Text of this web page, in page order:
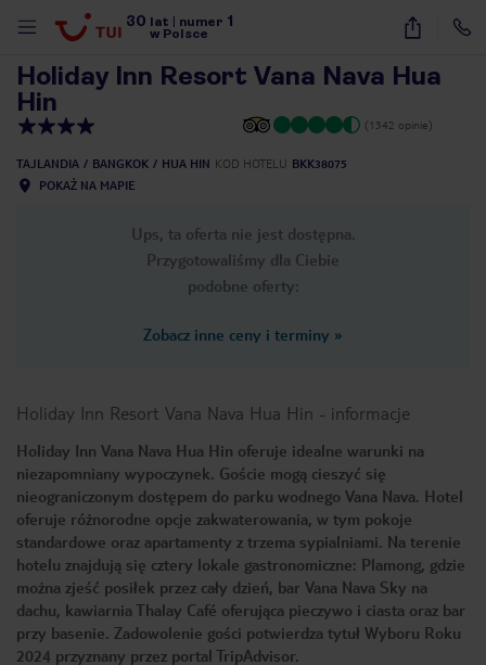
30 lat numer 1
w Polsce
25
Holiday Inn Resort Vana Nava Hua
Hin
(1342 opinie)
TAJLANDIA BANGKOK HUA HIN KOD HOTELU BKK38075
POKAŻ NA MAPIE
Ups, ta oferta nie jest dostępna.
Przygotowaliśmy dla Ciebie
podobne oferty:
Zobacz inne ceny i terminy »
Holiday Inn Resort Vana Nava Hua Hin - informacje
Holiday Inn Vana Nava Hua Hin oferuje idealne warunki na
niezapomniany wypoczynek. Goście mogą cieszyć się
nieograniczonym dostępem do parku wodnego Vana Nava. Hotel
oferuje różnorodne opcje zakwaterowania, w tym pokoje
standardowe oraz apartamenty z trzema sypialniami. Na terenie
hotelu znajdują się cztery lokale gastronomiczne: Plamong, gdzie
można zjeść posiłek przez cały dzień, bar Vana Nava Sky na
dachu, kawiarnia Thalay Café oferująca pieczywo i ciasta oraz bar
przy basenie. Zadowolenie gości potwierdza tytuł Wyboru Roku
2024 przyznany przez portal TripAdvisor.